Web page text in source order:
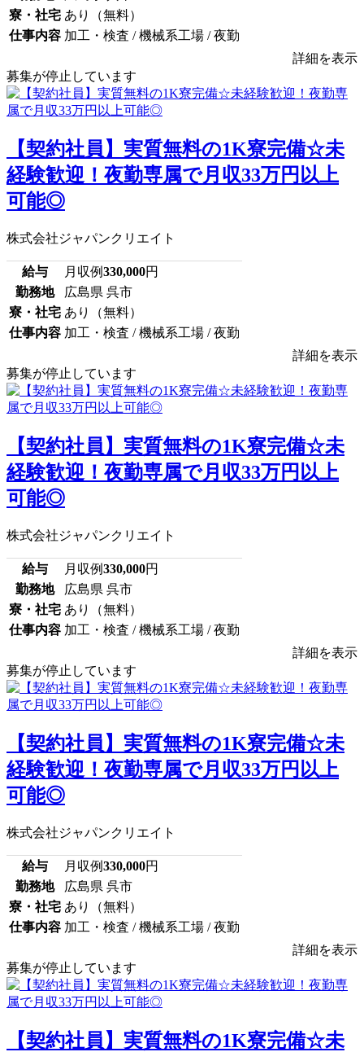
寮・社宅 あり（無料）
仕事内容 加工・検査 / 機械系工場 / 夜勤
詳細を表示
募集が停止しています
【契約社員】実質無料の1K寮完備☆未
経験歓迎！夜勤専属で月収33万円以上
可能◎
株式会社ジャパンクリエイト
給与 月収例330,000円
勤務地
広島県 呉市
寮・社宅 あり（無料）
仕事内容 加工・検査 / 機械系工場 / 夜勤
詳細を表示
募集が停止しています
【契約社員】実質無料の1K寮完備☆未
経験歓迎！夜勤専属で月収33万円以上
可能◎
株式会社ジャパンクリエイト
給与 月収例330,000円
勤務地
広島県 呉市
寮・社宅 あり（無料）
仕事内容 加工・検査 / 機械系工場 / 夜勤
詳細を表示
募集が停止しています
【契約社員】実質無料の1K寮完備☆未
経験歓迎！夜勤専属で月収33万円以上
可能◎
株式会社ジャパンクリエイト
給与 月収例330,000円
勤務地
広島県 呉市
寮・社宅 あり（無料）
仕事内容 加工・検査 / 機械系工場 / 夜勤
詳細を表示
募集が停止しています
【契約社員】実質無料の1K寮完備☆未